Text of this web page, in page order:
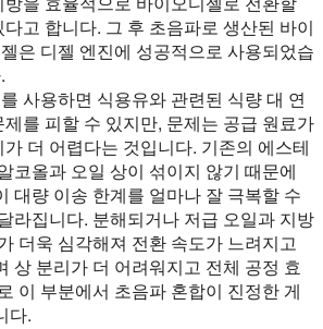
다고 합니다. 그 후 초음파로 생산된 바이
은 디젤 엔진에 성공적으로 사용되었습
사용하면 식용유와 관련된 식량 대 연
제를 피할 수 있지만, 문제는 공급 원료가
더 어렵다는 것입니다. 기존의 에스테
코올과 오일 상이 섞이지 않기 때문에
대량 이송 한계를 얼마나 잘 극복할 수
라집니다. 분해되거나 저급 오일과 지방
더욱 심각해져 전환 속도가 느려지고
상 분리가 더 어려워지고 전체 공정 효
이 부분에서 초음파 혼합이 진정한 게
다.